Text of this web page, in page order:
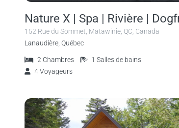
152 Rue du Sommet, Matawinie, QC, Canada
Lanaudière, Québec
2 Chambres 1 Salles de bains
4Voyageurs